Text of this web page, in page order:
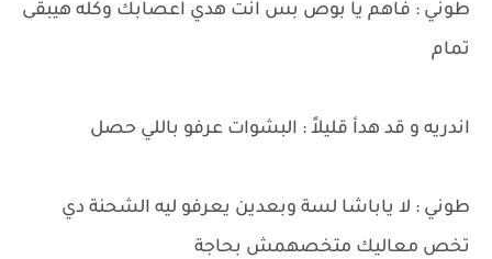
طوني : فاهم يا بوص بس انت هدي اعصابك وكله هيبقى
تمام
اندريه و قد هدأ قليلاً : البشوات عرفو باللي حصل
طوني : لا ياباشا لسة وبعدين يعرفو ليه الشحنة دي
تخص معاليك متخصهمش بحاجة